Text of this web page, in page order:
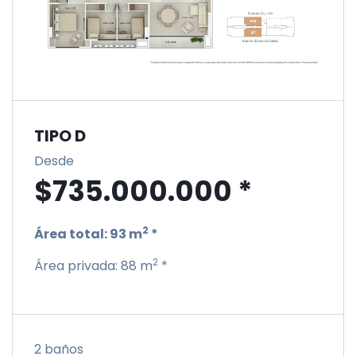
TIPO D
Desde
$735.000.000 *
Área total:93 m2 *
Área privada: 88 m2 *
2 baños